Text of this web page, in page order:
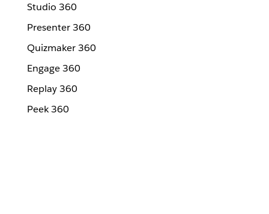
Studio 360
Presenter 360
Quizmaker 360
Engage 360
Replay 360
Peek 360